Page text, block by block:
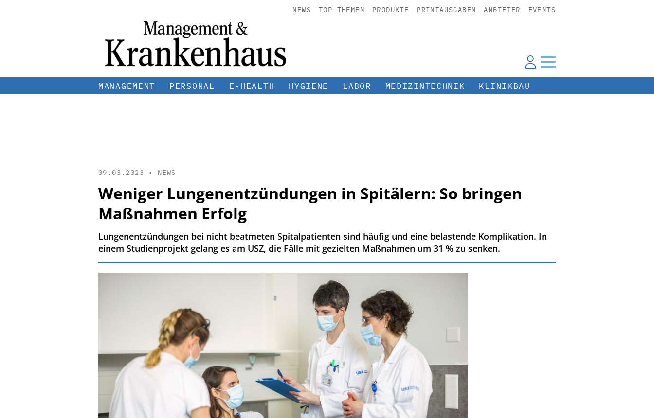
NEWS TOP-THEMEN PRODUKTE PRINTAUSGABEN ANBIETER EVENTS
MANAGEMENT PERSONAL E-HEALTH HYGIENE LABOR MEDIZINTECHNIK KLINIKBAU
09.03.2023 • NEWS
Weniger Lungenentzündungen in Spitälern: So bringen
Maßnahmen Erfolg
Lungenentzündungen bei nicht beatmeten Spitalpatienten sind häufig und eine belastende Komplikation. In
einem Studienprojekt gelang es am USZ, die Fälle mit gezielten Maßnahmen um 31 % zu senken.